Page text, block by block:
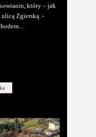
który – jak
ulicą Zgierską. -